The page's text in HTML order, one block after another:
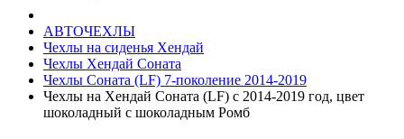
АВТОЧЕХЛЫ
Чехлы на сиденья Хендай
Чехлы Хендай Соната
Чехлы Соната (LF) 7-поколение 2014-2019
Чехлы на Хендай Соната (LF) с 2014-2019 год, цвет
шоколадный с шоколадным Ромб